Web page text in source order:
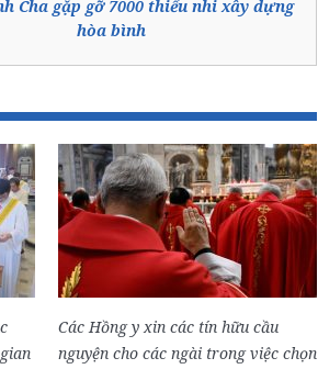
Cha gặp gỡ 7000 thiếu nhi xây dựng
hòa bình
Các Hồng y xin các tín hữu cầu
nguyện cho các ngài trong việc chọn